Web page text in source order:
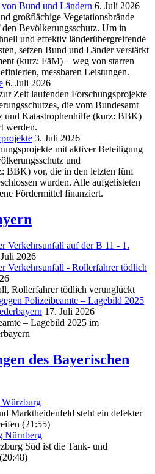
Bund und Ländern 6. Juli 2026
großflächige Vegetationsbrände
Bevölkerungsschutz. Um in
und effektiv länderübergreifende
setzen Bund und Länder verstärkt
(kurz: FäM) – weg von starren
messbaren Leistungen.
6. Juli 2026
Zeit laufenden Forschungsprojekte
die vom Bundesamt
und Katastrophenhilfe (kurz: BBK)
werden.
3. Juli 2026
mit aktiver Beteiligung
und
BBK) vor, die in den letzten fünf
wurden. Alle aufgelisteten
Fördermittel finanziert.
Verkehrsunfall auf der B 11 - 1.
2026
Verkehrsunfall - Rollerfahrer tödlich
Rollerfahrer tödlich verunglückt
Polizeibeamte – Lagebild 2025
17. Juli 2026
– Lagebild 2025 im
des Bayerischen
Marktheidenfeld steht ein defekter
(21:55)
Nürnberg
Süd ist die Tank- und